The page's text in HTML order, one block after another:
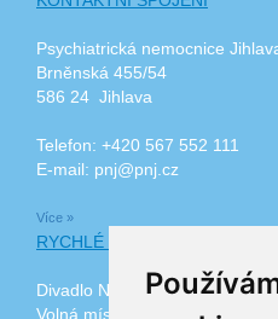
Psychiatrická nemocnice
Brněnská 455/54
586 24 Jihlava
Telefon: +420 567 552 111
E-mail: pnj@pnj.cz
Více »
RYCHLÉ ODKAZY
Divadlo Na Kopečku
Volná místa